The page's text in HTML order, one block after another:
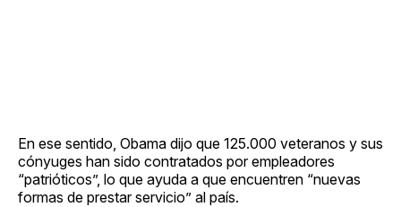
En ese sentido, Obama dijo que 125.000 veteranos y sus
cónyuges han sido contratados por empleadores
“patrióticos”, lo que ayuda a que encuentren “nuevas
formas de prestar servicio” al país.